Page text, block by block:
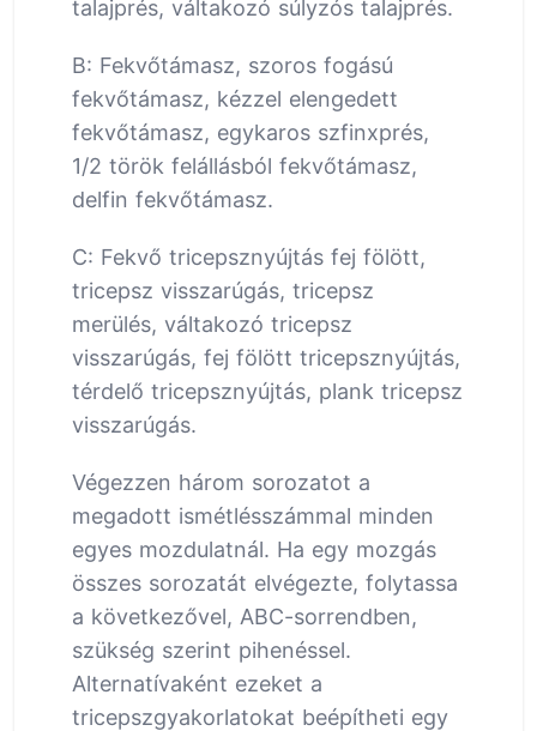
talajprés, váltakozó súlyzós talajprés.
B: Fekvőtámasz, szoros fogású
fekvőtámasz, kézzel elengedett
fekvőtámasz, egykaros szfinxprés,
1/2 török felállásból fekvőtámasz,
delfin fekvőtámasz.
C: Fekvő tricepsznyújtás fej fölött,
tricepsz visszarúgás, tricepsz
merülés, váltakozó tricepsz
visszarúgás, fej fölött tricepsznyújtás,
térdelő tricepsznyújtás, plank tricepsz
visszarúgás.
Végezzen három sorozatot a
megadott ismétlésszámmal minden
egyes mozdulatnál. Ha egy mozgás
összes sorozatát elvégezte, folytassa
a következővel, ABC-sorrendben,
szükség szerint pihenéssel.
Alternatívaként ezeket a
tricepszgyakorlatokat beépítheti egy